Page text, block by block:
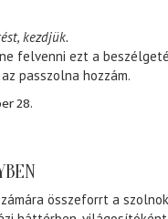
kezdjük.
felvenni ezt a
passzolna hozzám.
28.
összeforrt a